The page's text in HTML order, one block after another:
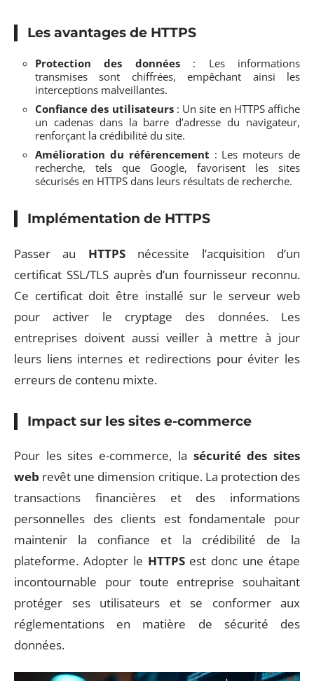
Les avantages de HTTPS
Protection des données: Les informations
transmises sont chiffrées, empêchant ainsi les
interceptions malveillantes.
Confiance des utilisateurs: Un site en HTTPS affiche
un cadenas dans la barre d’adresse du navigateur,
renforçant la crédibilité du site.
Amélioration du référencement : Les moteurs de
recherche, tels que Google, favorisent les sites
sécurisés en HTTPS dans leurs résultats de recherche.
Implémentation de HTTPS
Passer au HTTPSnécessite l’acquisition d’un
certificat SSL/TLS auprès d’un fournisseur reconnu.
Ce certificat doit être installé sur le serveur web
pour activer le cryptage des données. Les
entreprises doivent aussi veiller à mettre à jour
leurs liens internes et redirections pour éviter les
erreurs de contenu mixte.
Impact sur les sites e-commerce
Pour les sites e-commerce, la sécurité des sites
web revêt une dimension critique. La protection des
transactions financières et des informations
personnelles des clients est fondamentale pour
maintenir la confiance et la crédibilité de la
plateforme. Adopter le HTTPSest donc une étape
incontournable pour toute entreprise souhaitant
protéger ses utilisateurs et se conformer aux
réglementations en matière de sécurité des
données.